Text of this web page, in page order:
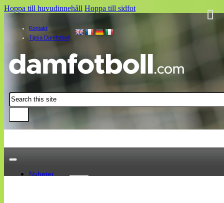
Hoppa till huvudinnehåll Hoppa till sidfot
Kontakt
Tipsa Damfotboll
Sök
Nyheter